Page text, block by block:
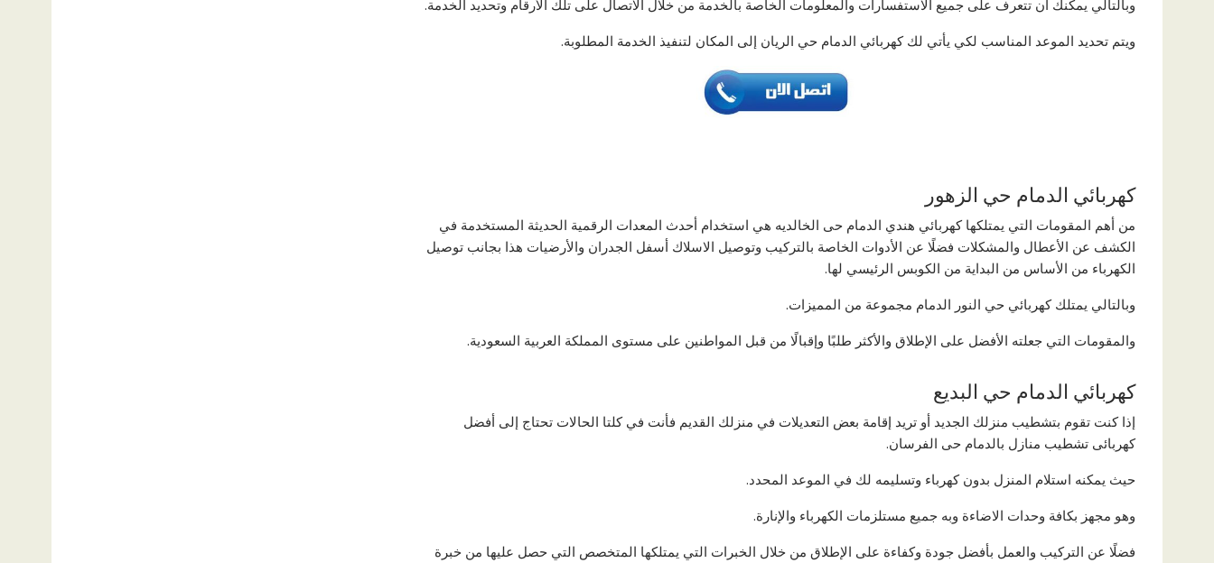
وبالتالي يمكنك أن تتعرف على جميع الاستفسارات والمعلومات الخاصة بالخدمة من خلال الاتصال على تلك الأرقام وتحديد الخدمة.
ويتم تحديد الموعد المناسب لكي يأتي لك كهربائي الدمام حي الريان إلى المكان لتنفيذ الخدمة المطلوبة.
كهربائي الدمام حي الزهور
من أهم المقومات التي يمتلكها كهربائي هندي الدمام حى الخالديه هي استخدام أحدث المعدات الرقمية الحديثة المستخدمة في
الكشف عن الأعطال والمشكلات فضلًا عن الأدوات الخاصة بالتركيب وتوصيل الاسلاك أسفل الجدران والأرضيات هذا بجانب توصيل
الكهرباء من الأساس من البداية من الكوبس الرئيسي لها.
وبالتالي يمتلك كهربائي حي النور الدمام مجموعة من المميزات.
والمقومات التي جعلته الأفضل على الإطلاق والأكثر طلبًا وإقبالًا من قبل المواطنين على مستوى المملكة العربية السعودية.
كهربائي الدمام حي البديع
إذا كنت تقوم بتشطيب منزلك الجديد أو تريد إقامة بعض التعديلات في منزلك القديم فأنت في كلتا الحالات تحتاج إلى أفضل
كهربائى تشطيب منازل بالدمام حى الفرسان.
حيث يمكنه استلام المنزل بدون كهرباء وتسليمه لك في الموعد المحدد.
وهو مجهز بكافة وحدات الاضاءة وبه جميع مستلزمات الكهرباء والإنارة.
فضلًا عن التركيب والعمل بأفضل جودة وكفاءة على الإطلاق من خلال الخبرات التي يمتلكها المتخصص التي حصل عليها من خبرة